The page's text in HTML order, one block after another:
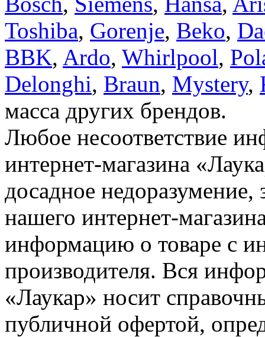
Toshiba, Gorenje, Beko,
BBK, Ardo, Whirlpool,
Delonghi, Braun, Mystery,
масса других брендов.
Любое несоответствие
интернет-магазина
досадное недоразумение,
нашего интернет-
информацию о товаре с
производителя. Вся
«Лаукар» носит
публичной офертой,